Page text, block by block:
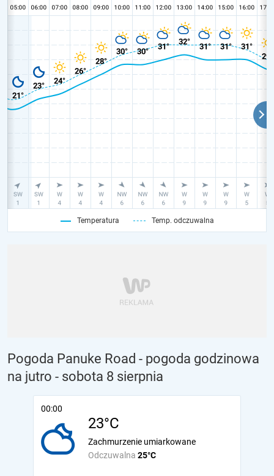
Temperatura Temp. odczuwalna
Pogoda Panuke Road - pogoda godzinowa
na jutro - sobota 8 sierpnia
00:00
23°C
Odczuwalna 25°C
Zachmurzenie umiarkowane